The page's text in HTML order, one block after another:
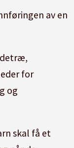
av en
for
og
skal få et